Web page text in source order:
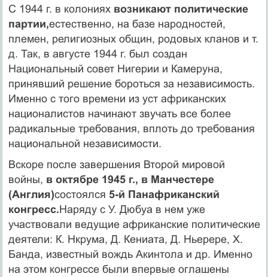
С 1944 г. в колониях возникают политические
партии,естественно, на базе народностей,
племен, религиозных общин, родовых кланов и т.
д. Так, в августе 1944 г. был создан
Национальный совет Нигерии и Камеруна,
принявший решение бороться за независимость.
Имен­но с того времени из уст африканских
националистов начинают зву­чать все более
радикальные требования, вплоть до требования
нацио­нальной независимости.
Вскоре после завершения Второй мировой
войны, в октябре 1945 г., в Манчестере
(Англия)состоялся 5-й Панафриканский
конгресс.Наряду с У. Дюбуа в нем уже
участвовали ведущие африканские политические
деятели: К. Нкрума, Д. Кениата, Д. Ньерере, X.
Банда, известный вождь Акинтола и др. Именно
на этом конгрессе были впервые оглашены